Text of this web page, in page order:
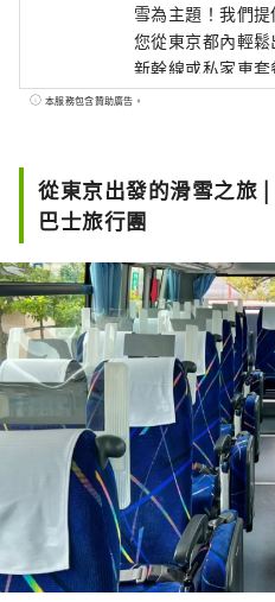
雪為主題！我們
您從東京都內輕
新幹線或私家車
和便捷一日遊的
本服務包含贊助廣告。
從東京出發的滑雪之旅
巴士旅行團